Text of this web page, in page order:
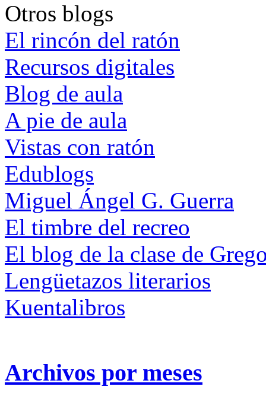
Otros blogs
El rincón del ratón
Recursos digitales
Blog de aula
A pie de aula
Vistas con ratón
Edublogs
Miguel Ángel G. Guerra
El timbre del recreo
El blog de la clase de
Lengüetazos literarios
Kuentalibros
Archivos por meses